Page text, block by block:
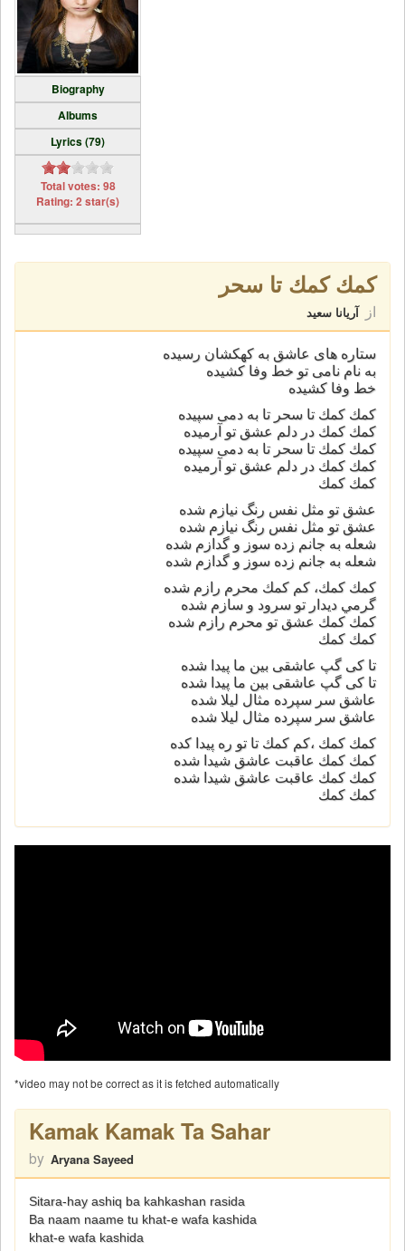
Biography
Albums
Lyrics (79)
Total votes: 98
Rating: 2 star(s)
كمك كمك تا سحر
از آریانا سعید
ستاره هاى عاشق به كهكشان رسيده
به نام نامى تو خط وفا كشيده
خط وفا كشيده
كمك كمك تا سحر تا به دمى سپيده
كمك كمك در دلم عشق تو آرميده
كمك كمك تا سحر تا به دمى سپيده
كمك كمك در دلم عشق تو آرميده
كمك كمك
عشق تو مثل نفس رنگ نيازم شده
عشق تو مثل نفس رنگ نيازم شده
شعله به جانم زده سوز و گدازم شده
شعله به جانم زده سوز و گدازم شده
كمك كمك، كم كمك محرم رازم شده
گرمي ديدار تو سرود و سازم شده
كمك كمك عشق تو محرم رازم شده
كمك كمك
تا كى گپ عاشقى بين ما پيدا شده
تا كى گپ عاشقى بين ما پيدا شده
عاشق سر سپرده مثال ليلا شده
عاشق سر سپرده مثال ليلا شده
كمك كمك ،كم كمك تا تو ره پيدا كده
كمك كمك عاقبت عاشق شيدا شده
كمك كمك عاقبت عاشق شيدا شده
كمك كمك
*video may not be correct as it is fetched automatically
Kamak Kamak Ta Sahar
by Aryana Sayeed
Sitara-hay ashiq ba kahkashan rasida
Ba naam naame tu khat-e wafa kashida
khat-e wafa kashida